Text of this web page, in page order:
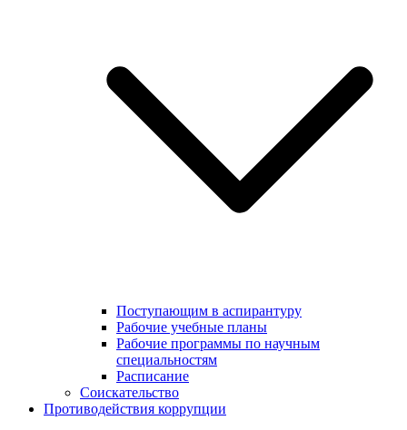
Поступающим в аспирантуру
Рабочие учебные планы
Рабочие программы по научным
специальностям
Расписание
Соискательство
Противодействия коррупции